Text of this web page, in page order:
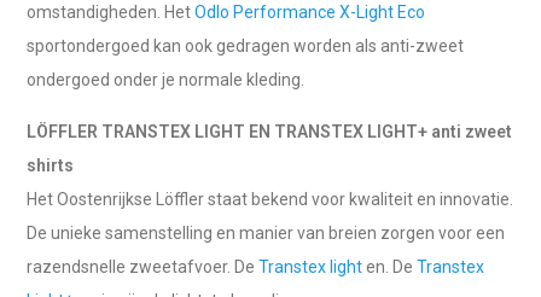
omstandigheden. HetOdlo Performance X-Light Eco
sportondergoed kan ook gedragen worden als anti-zweet
ondergoed onder je normale kleding.
LÖFFLER TRANSTEX LIGHT EN TRANSTEX LIGHT+ anti zweet
shirts
Het Oostenrijkse Löffler staat bekend voor kwaliteit en innovatie.
De unieke samenstelling en manier van breien zorgen voor een
razendsnelle zweetafvoer. DeTranstex lighten. DeTranstex